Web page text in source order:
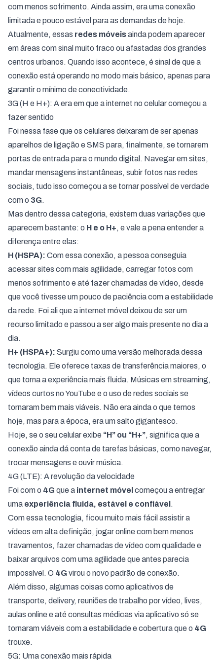
com menos sofrimento. Ainda assim, era uma conexão
limitada e pouco estável para as demandas de hoje.
Atualmente, essas redes móveisainda podem aparecer
em áreas com sinal muito fraco ou afastadas dos grandes
centros urbanos. Quando isso acontece, é sinal de que a
conexão está operando no modo mais básico, apenas para
garantir o mínimo de conectividade.
3G (H e H+): A era em que a internet no celular começou a
fazer sentido
Foi nessa fase que os celulares deixaram de ser apenas
aparelhos de ligação e SMS para, finalmente, se tornarem
portas de entrada para o mundo digital. Navegar em sites,
mandar mensagens instantâneas, subir fotos nas redes
sociais, tudo isso começou a se tornar possível de verdade
com o 3G.
Mas dentro dessa categoria, existem duas variações que
aparecem bastante: o H e o H+, e vale a pena entender a
diferença entre elas:
H (HSPA): Com essa conexão, a pessoa conseguia
acessar sites com mais agilidade, carregar fotos com
menos sofrimento e até fazer chamadas de vídeo, desde
que você tivesse um pouco de paciência com a estabilidade
da rede. Foi ali que a internet móvel deixou de ser um
recurso limitado e passou a ser algo mais presente no dia a
dia.
H+ (HSPA+): Surgiu como uma versão melhorada dessa
tecnologia. Ele oferece taxas de transferência maiores, o
que torna a experiência mais fluida. Músicas em streaming,
vídeos curtos no YouTube e o uso de redes sociais se
tornaram bem mais viáveis. Não era ainda o que temos
hoje, mas para a época, era um salto gigantesco.
Hoje, se o seu celular exibe “H” ou “H+”, significa que a
conexão ainda dá conta de tarefas básicas, como navegar,
trocar mensagens e ouvir música.
4G (LTE): A revolução da velocidade
Foi com o 4G que a internet móvel começou a entregar
uma experiência fluida, estável e confiável .
Com essa tecnologia, ficou muito mais fácil assistir a
vídeos em alta definição, jogar online com bem menos
travamentos, fazer chamadas de vídeo com qualidade e
baixar arquivos com uma agilidade que antes parecia
impossível. O 4G virou o novo padrão de conexão.
Além disso, algumas coisas como aplicativos de
transporte, delivery, reuniões de trabalho por vídeo, lives,
aulas online e até consultas médicas via aplicativo só se
tornaram viáveis com a estabilidade e cobertura que o 4G
trouxe.
5G: Uma conexão mais rápida